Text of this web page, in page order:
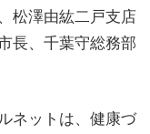
松澤由紘二戸支店
長、千葉守総務部
ネットは、健康づ